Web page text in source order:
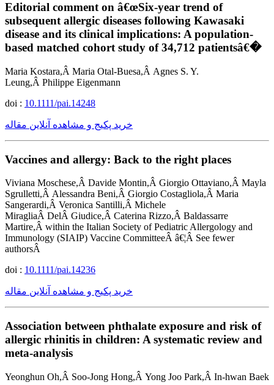
Editorial comment on â€œSix-year trend of
subsequent allergic diseases following Kawasaki
disease and its clinical implications: A population-
based matched cohort study of 34,712 patientsâ€�
Maria Kostara,Â Maria Otal-Buesa,Â Agnes S. Y.
Leung,Â Philippe Eigenmann
doi : 10.1111/pai.14248
خرید پکیج و مشاهده آنلاین مقاله
Vaccines and allergy: Back to the right places
Viviana Moschese,Â Davide Montin,Â Giorgio Ottaviano,Â Mayla
Sgrulletti,Â Alessandra Beni,Â Giorgio Costagliola,Â Maria
Sangerardi,Â Veronica Santilli,Â Michele
MiragliaÂ DelÂ Giudice,Â Caterina Rizzo,Â Baldassarre
Martire,Â within the Italian Society of Pediatric Allergology and
Immunology (SIAIP) Vaccine CommitteeÂ â€¦Â See fewer
authorsÂ
doi : 10.1111/pai.14236
خرید پکیج و مشاهده آنلاین مقاله
Association between phthalate exposure and risk of
allergic rhinitis in children: A systematic review and
meta-analysis
Yeonghun Oh,Â Soo-Jong Hong,Â Yong Joo Park,Â In-hwan Baek